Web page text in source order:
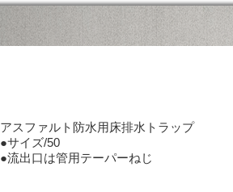
アスファルト防水用床排水トラップ
●サイズ/50
●流出口は管用テーパーねじ